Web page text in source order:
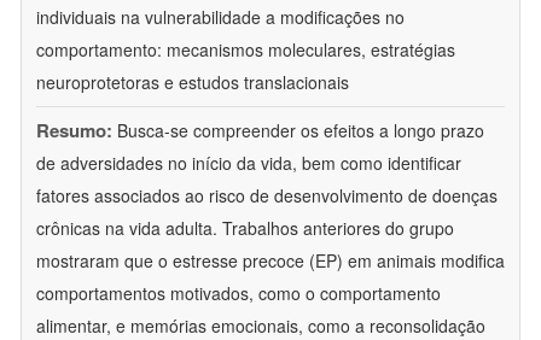
individuais na vulnerabilidade a modificações no
comportamento: mecanismos moleculares, estratégias
neuroprotetoras e estudos translacionais
Resumo: Busca-se compreender os efeitos a longo prazo
de adversidades no início da vida, bem como identificar
fatores associados ao risco de desenvolvimento de doenças
crônicas na vida adulta. Trabalhos anteriores do grupo
mostraram que o estresse precoce (EP) em animais modifica
comportamentos motivados, como o comportamento
alimentar, e memórias emocionais, como a reconsolidação